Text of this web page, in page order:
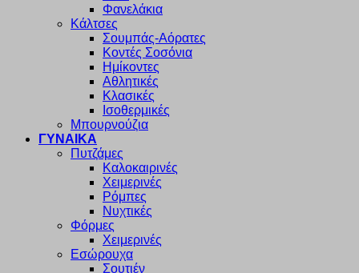
Φανελάκια
Κάλτσες
Σουμπάς-Αόρατες
Κοντές Σοσόνια
Ημίκοντες
Αθλητικές
Κλασικές
Ισοθερμικές
Μπουρνούζια
ΓΥΝΑΙΚΑ
Πυτζάμες
Καλοκαιρινές
Χειμερινές
Ρόμπες
Νυχτικές
Φόρμες
Χειμερινές
Εσώρουχα
Σουτιέν